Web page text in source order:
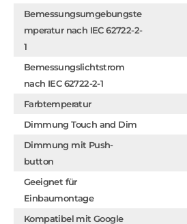
Bemessungsumgebungste
mperatur nach IEC 62722-2-
1
Bemessungslichtstrom
nach IEC 62722-2-1
Farbtemperatur
Dimmung Touch and Dim
Dimmung mit Push-
button
Geeignet für
Einbaumontage
Kompatibel mit Google